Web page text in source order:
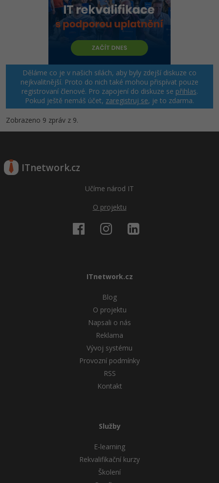
Děláme co je v našich silách, aby byly zdejší diskuze co
nejkvalitnější. Proto do nich také mohou přispívat pouze
registrovaní členové. Pro zapojení do diskuze se přihlas.
Pokud ještě nemáš účet, zaregistruj se, je to zdarma.
Zobrazeno 9 zpráv z 9.
ITnetwork.cz
Učíme národ IT
O projektu
ITnetwork.cz
Blog
O projektu
Napsali o nás
Reklama
Vývoj systému
Provozní podmínky
RSS
Kontakt
Služby
E-learning
Rekvalifikační kurzy
Školení